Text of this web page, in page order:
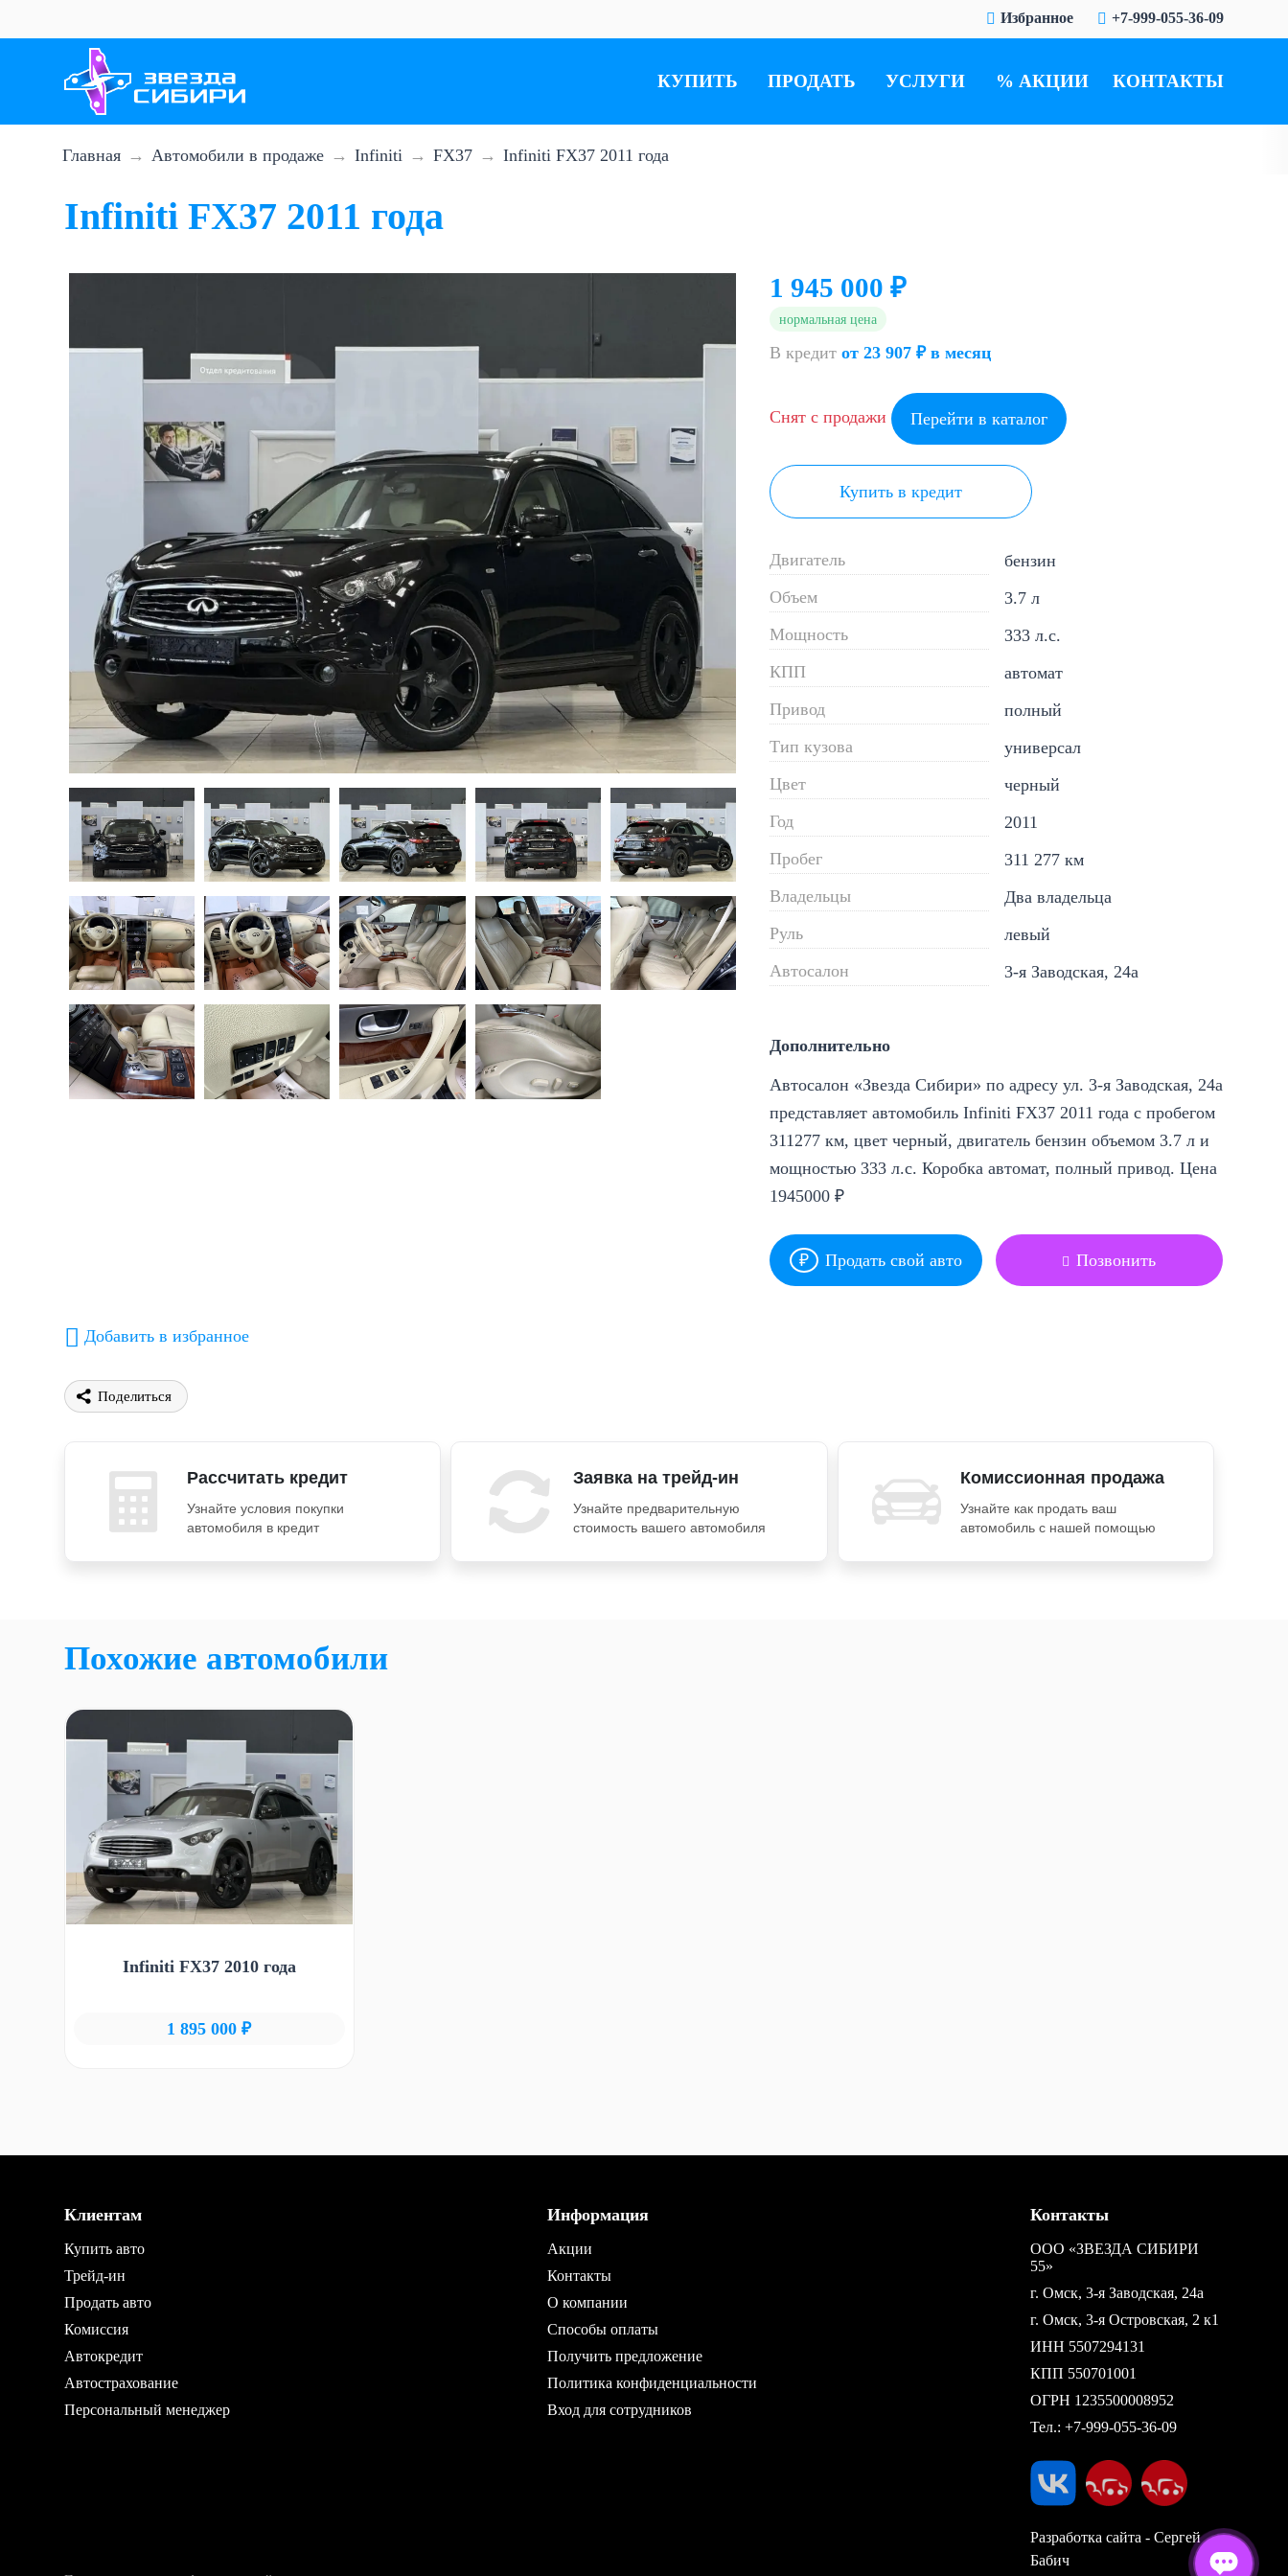
+7-999-055-36-09
Избранное
КУПИТЬ ПРОДАТЬ УСЛУГИ АКЦИИ КОНТАКТЫ
Главная Автомобили в продаже Infiniti FX37 Infiniti FX37 2011 года
Infiniti FX37 2011 года
1 945 000 ₽
нормальная цена
В кредит от 23 907 ₽ в месяц
Снят с продажи Перейти в каталог
Купить в кредит
Двигатель
бензин
Объем
3.7 л
Мощность
333 л.с.
КПП
автомат
Привод
полный
Тип кузова
универсал
Цвет
черный
Год
2011
Пробег
311 277 км
Владельцы
Два владельца
Руль
левый
Автосалон
3-я Заводская, 24а
Дополнительно
Автосалон «Звезда Сибири» по адресу ул. 3-я Заводская, 24а
представляет автомобиль Infiniti FX37 2011 года с пробегом
311277 км, цвет черный, двигатель бензин объемом 3.7 л и
мощностью 333 л.с. Коробка автомат, полный привод. Цена
1945000 ₽
Продать свой авто Позвонить
Добавить в избранное
Поделиться
Рассчитать кредит
Узнайте условия покупки
автомобиля в кредит
Заявка на трейд-ин
Узнайте предварительную
стоимость вашего автомобиля
Комиссионная продажа
Узнайте как продать ваш
автомобиль с нашей помощью
Похожие автомобили
Infiniti FX37 2010 года
1 895 000 ₽
Клиентам
Купить авто
Трейд-ин
Продать авто
Комиссия
Автокредит
Автострахование
Персональный менеджер
Информация
Акции
Контакты
О компании
Способы оплаты
Получить предложение
Политика конфиденциальности
Вход для сотрудников
Контакты
ООО «ЗВЕЗДА СИБИРИ
55»
г. Омск, 3-я Заводская, 24а
г. Омск, 3-я Островская, 2 к1
ИНН 5507294131
КПП 550701001
ОГРН 1235500008952
Тел.:+7-999-055-36-09
Разработка сайта - Сергей
Бабич